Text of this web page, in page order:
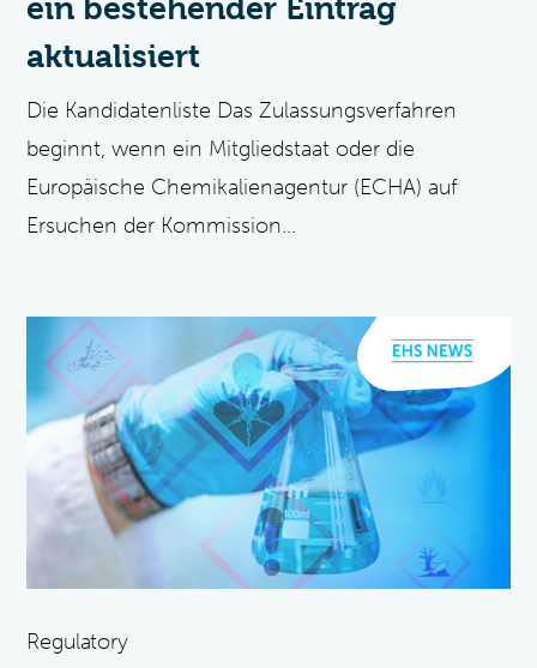
ein bestehender Eintrag
aktualisiert
Die Kandidatenliste Das Zulassungsverfahren
beginnt, wenn ein Mitgliedstaat oder die
Europäische Chemikalienagentur (ECHA) auf
Ersuchen der Kommission...
Regulatory